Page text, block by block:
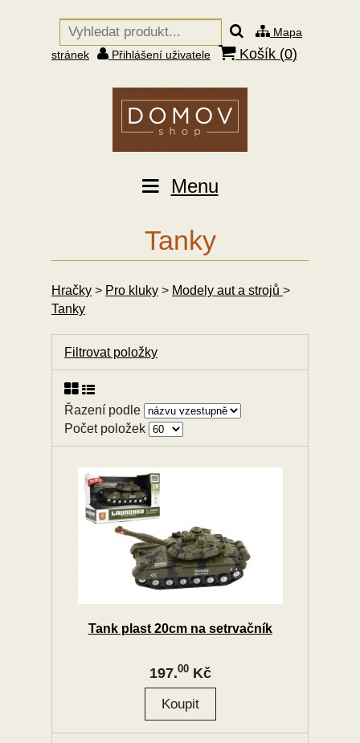
Mapa
stránek
Přihlášení uživatele Košík (0)
Menu
Tanky
Hračky > Pro kluky > Modely aut a strojů >
Tanky
Filtrovat položky
Řazení podle
Počet položek
Tank plast 20cm na setrvačník
197.00Kč